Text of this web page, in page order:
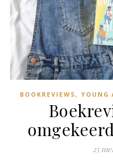
BOOKREVIEWS, YOUNG
25